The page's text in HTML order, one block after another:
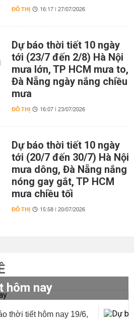
ĐÔ THỊ 16:17 | 27/07/2026
Dự báo thời tiết 10 ngày
tới (23/7 đến 2/8) Hà Nội
mưa lớn, TP HCM mưa to,
Đà Nẵng ngày nắng chiều
mưa
ĐÔ THỊ 16:07 | 23/07/2026
Dự báo thời tiết 10 ngày
tới (20/7 đến 30/7) Hà Nội
mưa dông, Đà Nẵng nắng
nóng gay gắt, TP HCM
mưa chiều tối
ĐÔ THỊ 15:58 | 20/07/2026
hôm nay
thời tiết hôm nay 19/6,